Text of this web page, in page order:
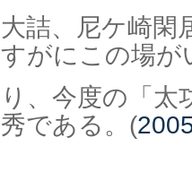
大詰、尼ケ崎閑
すがにこの場が
り、今度の「太
秀である。(